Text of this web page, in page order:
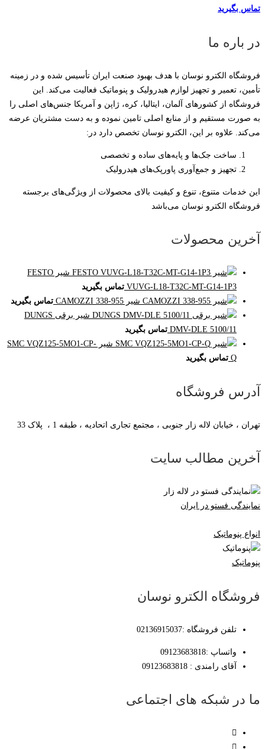
تماس بگیرید
در باره ما
فروشگاه الکترو نوسان با هدف بهبود صنعت ایران تأسیس شده و در زمینه
تأمین، تعمیر و تجهیز لوازم هیدرولیک و پنوماتیک فعالیت می‌کند. این
فروشگاه از کشورهای آلمان، ایتالیا، کره، ژاپن و آمریکا جنس‌های اصلی را
به صورت مستقیم و از منابع اصلی تامین نموده و به دست مشتریان عرضه
می‌کند. علاوه بر این، الکترو نوسان تخصص دارد در:
ساخت جک‌ها و پایه‌های ساده و تخصصی
تجهیز و جمع‌آوری پاورپک‌های هیدرولیک
این خدمات متنوع، تنوع و کیفیت بالای محصولات از ویژگی‌های برجسته
فروشگاه الکترو نوسان می‌باشد
آخرین محصولات
شیر FESTO
VUVG-L18-T32C-MT-G14-1P3 تماس بگیرید
شیر CAMOZZI 338-955
تماس بگیرید
شیر برقی DUNGS
DMV-DLE 5100/11 تماس بگیرید
شیر SMC VQZ125-5MO1-CP-
Q تماس بگیرید
آدرس فروشگاه
تهران ، خیابان لاله زار جنوبی ، مجتمع تجاری اتحادیه ، طبقه 1 ، پلاک 33
آخرین مطالب سایت
نمایندگی فستو در ایران
انواع پنوماتیک
پنوماتیک
فروشگاه الکترو نوسان
تلفن فروشگاه :02136915037
واتساپ :09123683818
آقای رامندی : 09123683818
ما در شبکه های اجتماعی